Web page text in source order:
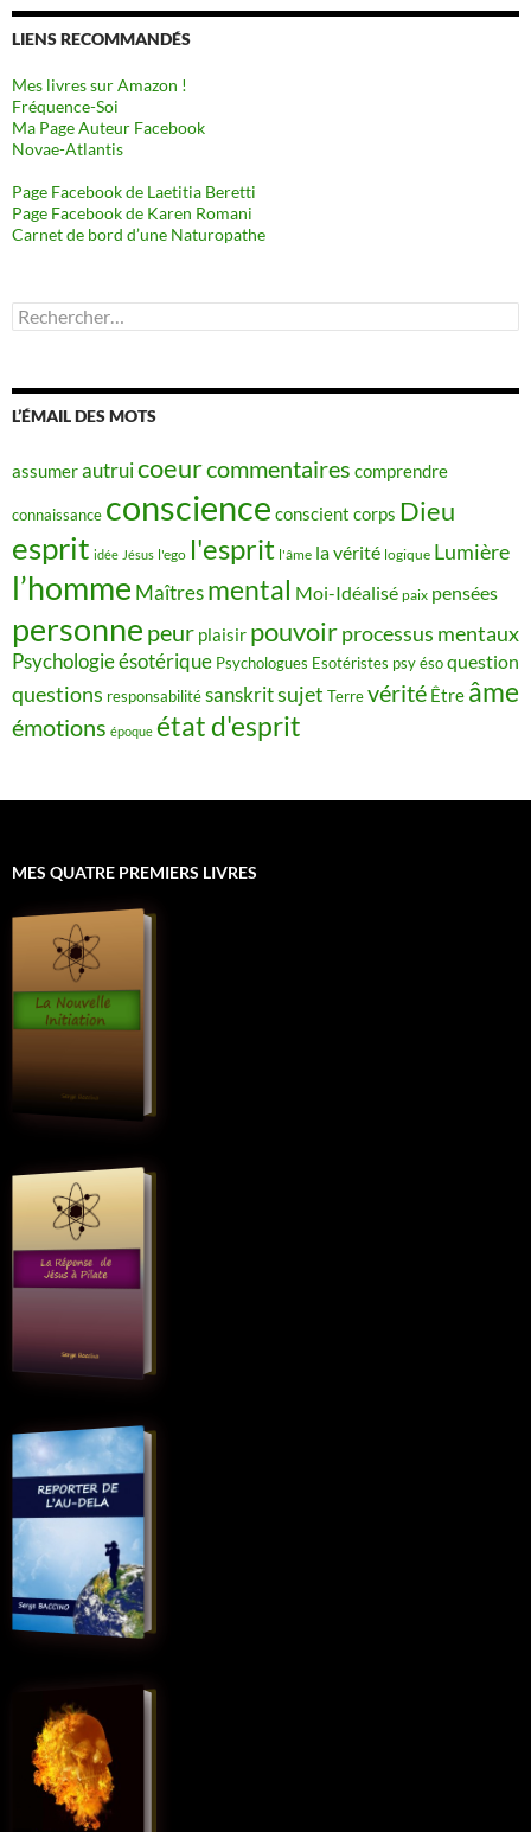
LIENS RECOMMANDÉS
Mes livres sur Amazon !
Fréquence-Soi
Ma Page Auteur Facebook
Novae-Atlantis
Page Facebook de Laetitia Beretti
Page Facebook de Karen Romani
Carnet de bord d’une Naturopathe
Rechercher :
L’ÉMAIL DES MOTS
assumerautruicoeurcommentaires comprendre
connaissance conscience conscient corps Dieu
esprit idée Jésus l'ego l'esprit l'âme la vérité logique Lumière
l’homme Maîtres mental Moi-Idéalisé paix pensées
personne peur plaisir pouvoirprocessus mentaux
Psychologie ésotérique Psychologues Esotéristes psy ésoquestion
questions responsabilitésanskritsujet Terrevérité Être âme
émotions époque état d'esprit
MES QUATRE PREMIERS LIVRES